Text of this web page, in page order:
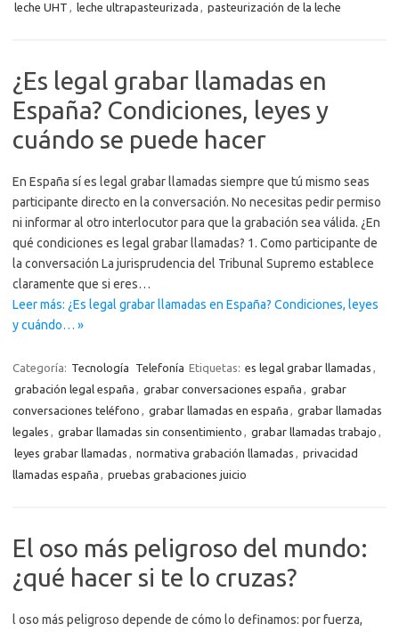
leche UHT , leche ultrapasteurizada , pasteurización de la leche
¿Es legal grabar llamadas en
España? Condiciones, leyes y
cuándo se puede hacer
En España sí es legal grabar llamadas siempre que tú mismo seas
participante directo en la conversación. No necesitas pedir permiso
ni informar al otro interlocutor para que la grabación sea válida. ¿En
qué condiciones es legal grabar llamadas? 1. Como participante de
la conversación La jurisprudencia del Tribunal Supremo establece
claramente que si eres…
Leer más: ¿Es legal grabar llamadas en España? Condiciones, leyes
y cuándo… »
Categoría: Tecnología Telefonía Etiquetas: es legal grabar llamadas ,
grabación legal españa , grabar conversaciones españa , grabar
conversaciones teléfono , grabar llamadas en españa , grabar llamadas
legales , grabar llamadas sin consentimiento , grabar llamadas trabajo ,
leyes grabar llamadas , normativa grabación llamadas , privacidad
llamadas españa , pruebas grabaciones juicio
El oso más peligroso del mundo:
¿qué hacer si te lo cruzas?
l oso más peligroso depende de cómo lo definamos: por fuerza,